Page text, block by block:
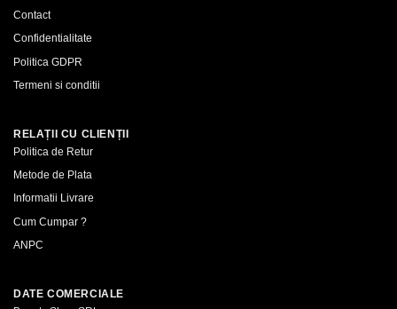
Contact
Confidentialitate
Politica GDPR
Termeni si conditii
RELAȚII CU CLIENȚII
Politica de Retur
Metode de Plata
Informatii Livrare
Cum Cumpar ?
ANPC
DATE COMERCIALE